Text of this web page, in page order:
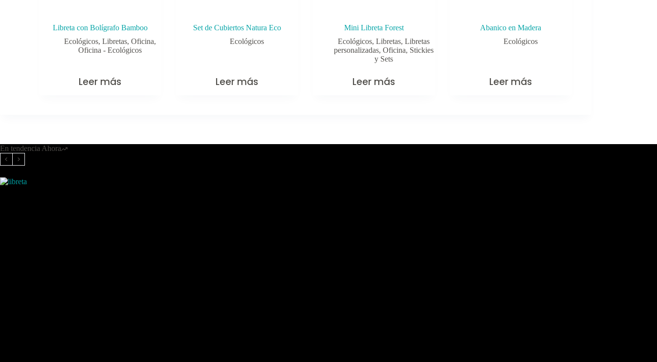
Libreta con Bolígrafo Bamboo
Ecológicos, Libretas, Oficina,
Oficina - Ecológicos
Leer más
Set de Cubiertos Natura Eco
Ecológicos
Leer más
Mini Libreta Forest
Ecológicos, Libretas, Libretas
personalizadas, Oficina, Stickies
y Sets
Leer más
Abanico en Madera
Ecológicos
Leer más
En tendencia Ahora